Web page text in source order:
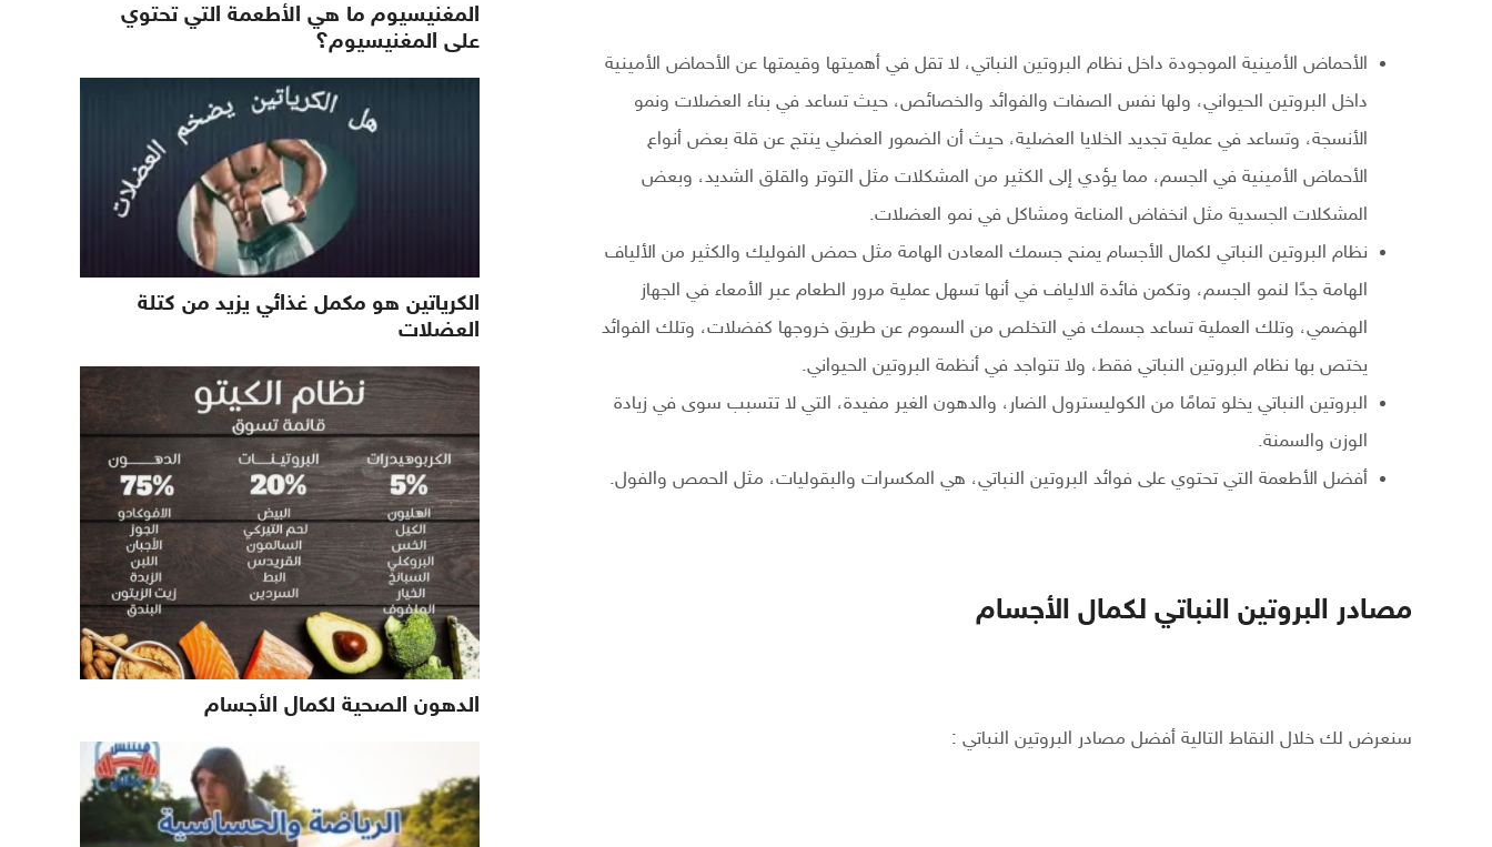
الأحماض الأمينية الموجودة داخل نظام البروتين النباتي، لا تقل في أهميتها وقيمتها عن الأحماض الأمينية
داخل البروتين الحيواني، ولها نفس الصفات والفوائد والخصائص، حيث تساعد في بناء العضلات ونمو
الأنسجة، وتساعد في عملية تجديد الخلايا العضلية، حيث أن الضمور العضلي ينتج عن قلة بعض أنواع
الأحماض الأمينية في الجسم، مما يؤدي إلى الكثير من المشكلات مثل التوتر والقلق الشديد، وبعض
المشكلات الجسدية مثل انخفاض المناعة ومشاكل في نمو العضلات.
نظام البروتين النباتي لكمال الأجسام يمنح جسمك المعادن الهامة مثل حمض الفوليك والكثير من الألياف
الهامة جدًا لنمو الجسم، وتكمن فائدة الالياف في أنها تسهل عملية مرور الطعام عبر الأمعاء في الجهاز
الهضمي، وتلك العملية تساعد جسمك في التخلص من السموم عن طريق خروجها كفضلات، وتلك الفوائد
يختص بها نظام البروتين النباتي فقط، ولا تتواجد في أنظمة البروتين الحيواني.
البروتين النباتي يخلو تمامًا من الكوليسترول الضار، والدهون الغير مفيدة، التي لا تتسبب سوى في زيادة
الوزن والسمنة.
أفضل الأطعمة التي تحتوي على فوائد البروتين النباتي، هي المكسرات والبقوليات، مثل الحمص والفول.
مصادر البروتين النباتي لكمال الأجسام
سنعرض لك خلال النقاط التالية أفضل مصادر البروتين النباتي :
المغنيسيوم ما هي الأطعمة التي تحتوي
على المغنيسيوم؟
الكرياتين هو مكمل غذائي يزيد من كتلة
العضلات
الدهون الصحية لكمال الأجسام